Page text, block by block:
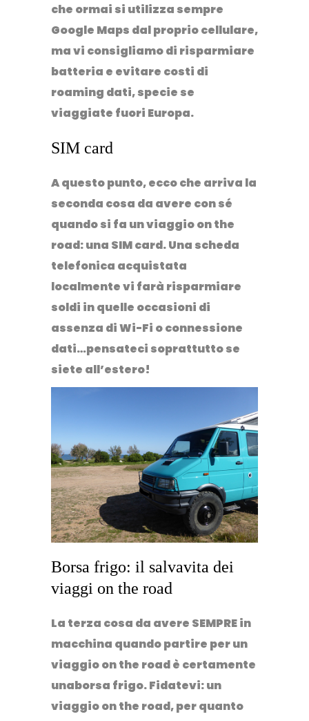
che ormai si utilizza sempre
Google Maps dal proprio cellulare,
ma vi consigliamo di risparmiare
batteria e evitare costi di
roaming dati, specie se
viaggiate fuori Europa.
SIM card
A questo punto, ecco che arriva la
seconda cosa da avere con sé
quando si fa un viaggio on the
road: una SIM card.Una scheda
telefonica acquistata
localmente vi farà risparmiare
soldi in quelle occasioni di
assenza di Wi-Fi o connessione
dati…pensateci soprattutto se
siete all’estero!
Borsa frigo: il salvavita dei
viaggi on the road
La terza cosa da avere SEMPRE in
macchina quando partire per un
viaggio on the road è certamente
unaborsa frigo.Fidatevi: un
viaggio on the road, per quanto